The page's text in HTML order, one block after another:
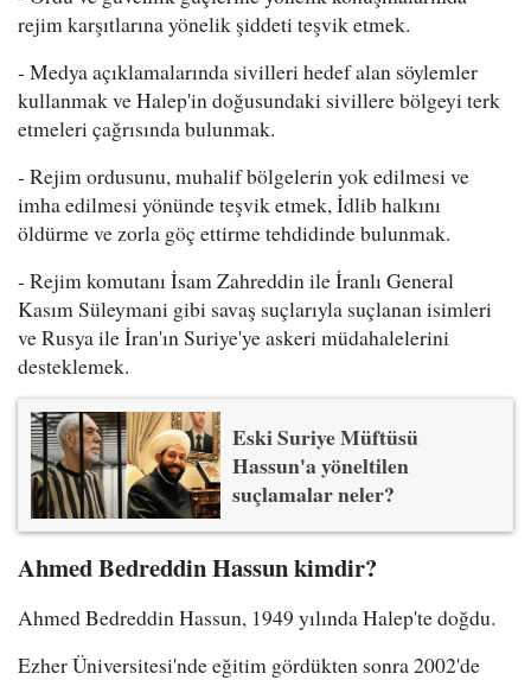
rejim karşıtlarına yönelik şiddeti teşvik etmek.
- Medya açıklamalarında sivilleri hedef alan söylemler
kullanmak ve Halep'in doğusundaki sivillere bölgeyi terk
etmeleri çağrısında bulunmak.
- Rejim ordusunu, muhalif bölgelerin yok edilmesi ve
imha edilmesi yönünde teşvik etmek, İdlib halkını
öldürme ve zorla göç ettirme tehdidinde bulunmak.
- Rejim komutanı İsam Zahreddin ile İranlı General
Kasım Süleymani gibi savaş suçlarıyla suçlanan isimleri
ve Rusya ile İran'ın Suriye'ye askeri müdahalelerini
desteklemek.
Eski Suriye Müftüsü
Hassun'a yöneltilen
suçlamalar neler?
Ahmed Bedreddin Hassun kimdir?
Ahmed Bedreddin Hassun, 1949 yılında Halep'te doğdu.
Ezher Üniversitesi'nde eğitim gördükten sonra 2002'de